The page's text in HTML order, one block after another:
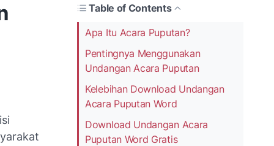
Table of Contents
Apa Itu Acara Puputan?
Pentingnya Menggunakan
Undangan Acara Puputan
Kelebihan Download Undangan
Acara Puputan Word
Download Undangan Acara
Puputan Word Gratis